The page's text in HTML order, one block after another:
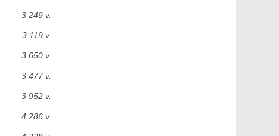
3 249 v.
3 119 v.
3 650 v.
3 477 v.
3 952 v.
4 286 v.